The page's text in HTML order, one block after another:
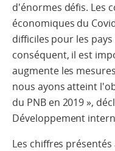
d'énormes défis. Les
économiques du
difficiles pour les
conséquent, il est
augmente les
nous ayons atteint
du PNB en 2019 »,
Développement
Les chiffres